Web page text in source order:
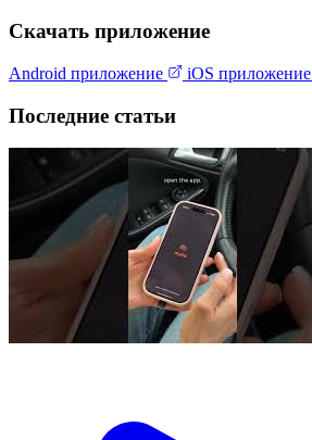
Скачать приложение
Android приложение iOS приложение
Последние статьи